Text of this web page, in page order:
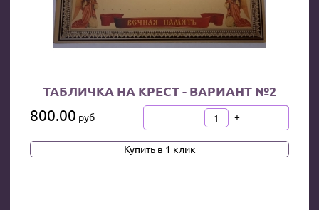
ТАБЛИЧКА НА КРЕСТ - ВАРИАНТ №2
800.00 руб В КОРЗИНУ
- +
Купить в 1 клик